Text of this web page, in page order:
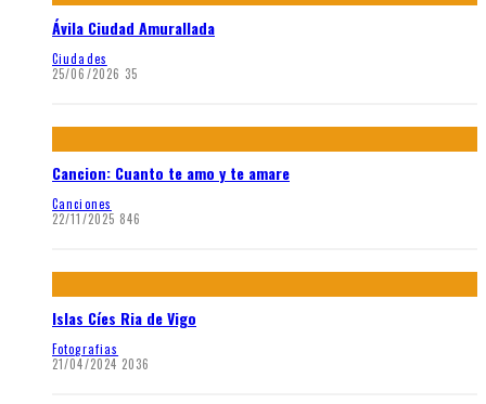
Ávila Ciudad Amurallada
Ciudades
25/06/2026 35
Cancion: Cuanto te amo y te amare
Canciones
22/11/2025 846
Islas Cíes Ria de Vigo
Fotografias
21/04/2024 2036